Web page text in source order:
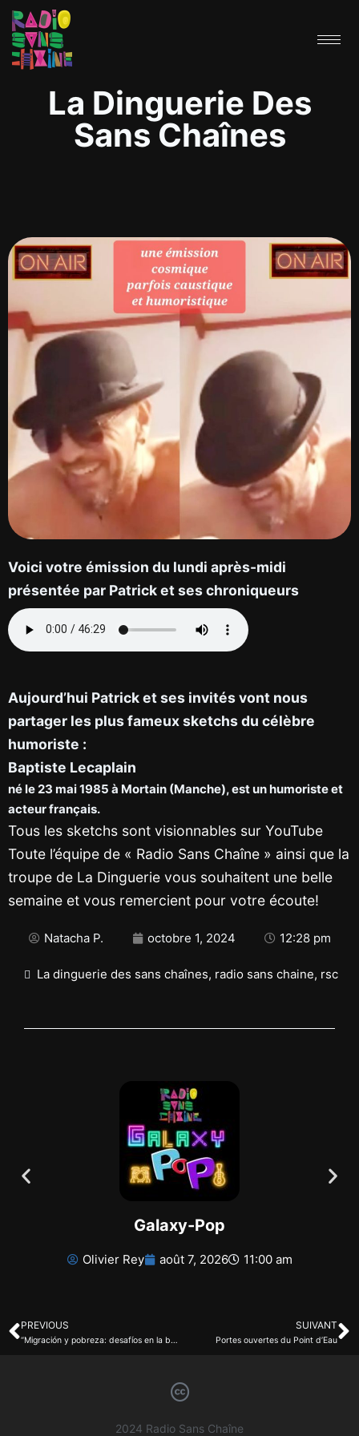
La Dinguerie Des
Sans Chaînes
Voici votre émission du lundi après-midi
présentée par Patrick et ses chroniqueurs
Aujourd’hui Patrick et ses invités vont nous
partager les plus fameux sketchs du célèbre
humoriste :
Baptiste Lecaplain
né le 23 mai 1985 à Mortain (Manche), est un humoriste et
acteur français.
Tous les sketchs sont visionnables sur YouTube
Toute l’équipe de « Radio Sans Chaîne » ainsi que la
troupe de La Dinguerie vous souhaitent une belle
semaine et vous remercient pour votre écoute!
Natacha P. octobre 1, 2024 12:28 pm
La dinguerie des sans chaînes, radio sans chaine, rsc
Galaxy-Pop
Olivier Rey août 7, 2026 11:00 am
PREVIOUS
“Migración y pobreza: desafíos en la búsqueda de nuevas oportunidades en el norte”
SUIVANT
Portes ouvertes du Point d’Eau
2024 Radio Sans Chaîne